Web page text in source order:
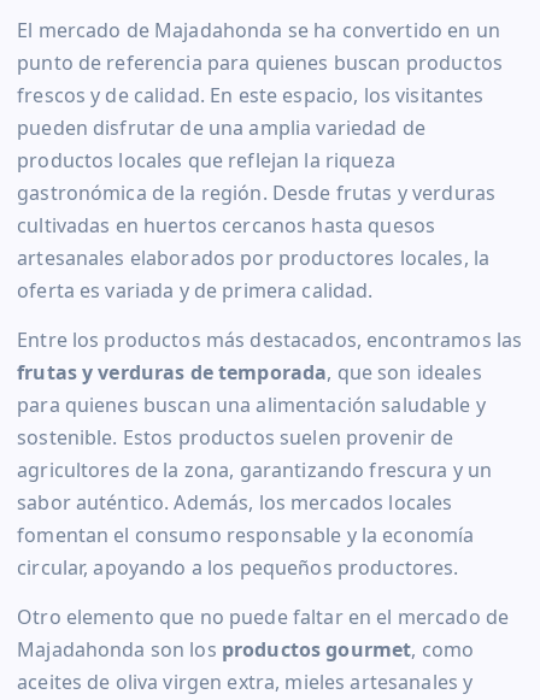
El mercado de Majadahonda se ha convertido en un
punto de referencia para quienes buscan productos
frescos y de calidad. En este espacio, los visitantes
pueden disfrutar de una amplia variedad de
productos locales que reflejan la riqueza
gastronómica de la región. Desde frutas y verduras
cultivadas en huertos cercanos hasta quesos
artesanales elaborados por productores locales, la
oferta es variada y de primera calidad.
Entre los productos más destacados, encontramos las
frutas y verduras de temporada, que son ideales
para quienes buscan una alimentación saludable y
sostenible. Estos productos suelen provenir de
agricultores de la zona, garantizando frescura y un
sabor auténtico. Además, los mercados locales
fomentan el consumo responsable y la economía
circular, apoyando a los pequeños productores.
Otro elemento que no puede faltar en el mercado de
Majadahonda son los productos gourmet, como
aceites de oliva virgen extra, mieles artesanales y